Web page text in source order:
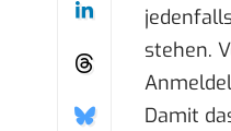
stehen.
Damit